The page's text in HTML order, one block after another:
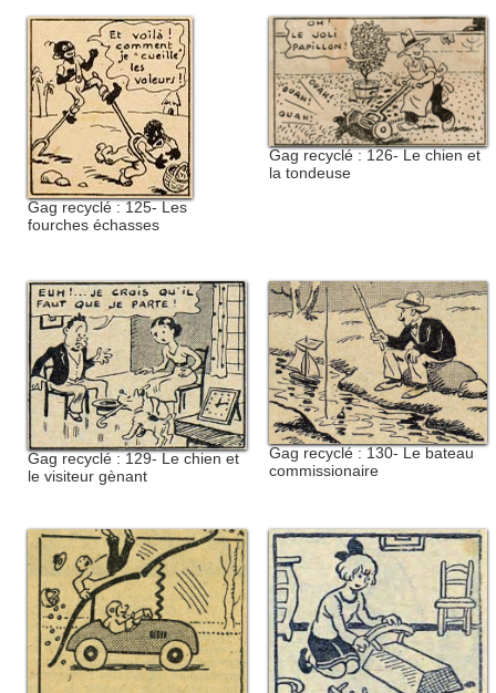
Gag recyclé : 125- Les
fourches échasses
Gag recyclé : 126- Le chien et
la tondeuse
Gag recyclé : 129- Le chien et
le visiteur gènant
Gag recyclé : 130- Le bateau
commissionaire